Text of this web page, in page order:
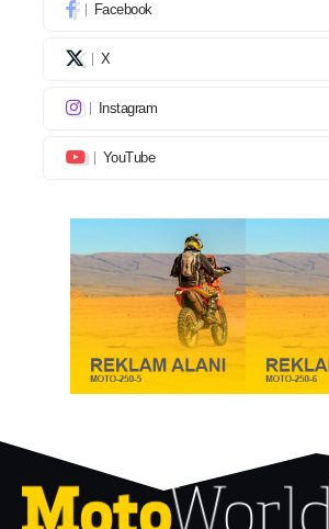
Facebook
X
Instagram
YouTube